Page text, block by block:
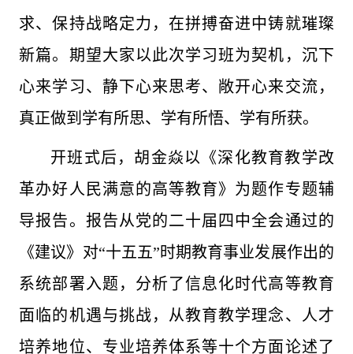
求、保持战略定力，在拼搏奋进中铸就璀璨
新篇。期望大家以此次学习班为契机，沉下
心来学习、静下心来思考、敞开心来交流，
真正做到学有所思、学有所悟、学有所获。
开班式后，胡金焱以《深化教育教学改
革办好人民满意的高等教育》为题作专题辅
导报告。报告从党的二十届四中全会通过的
《建议》对“十五五”时期教育事业发展作出的
系统部署入题，分析了信息化时代高等教育
面临的机遇与挑战，从教育教学理念、人才
培养地位、专业培养体系等十个方面论述了